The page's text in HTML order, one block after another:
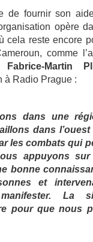
de fournir son
opère
cela reste encore
comme
Fabrice-Martin
à Radio Prague :
dans une
dans
les combats qui
appuyons sur
bonne
et
La
pour que nous